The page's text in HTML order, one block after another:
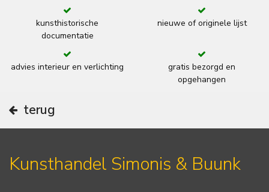
kunsthistorische
documentatie
nieuwe of originele lijst
advies interieur en verlichting
gratis bezorgd en
opgehangen
terug
Kunsthandel Simonis & Buunk